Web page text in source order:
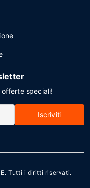
offerte speciali!
Iscriviti
. Tutti i diritti riservati.